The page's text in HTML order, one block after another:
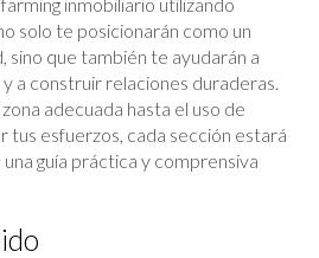
solo te posicionarán como un
sino que también te ayudarán a
a construir relaciones duraderas.
adecuada hasta el uso de
tus esfuerzos, cada sección estará
guía práctica y comprensiva